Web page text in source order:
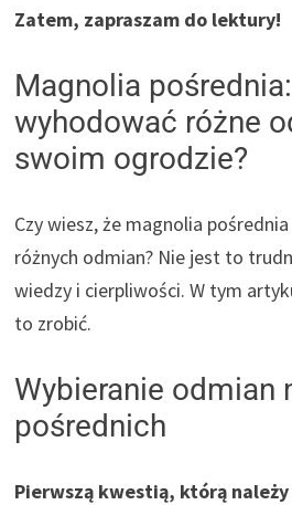
Zatem, zapraszam do lektury!
Magnolia
wyhodować różne
swoim ogrodzie?
Czy wiesz, że magnolia
różnych odmian? Nie jest to
wiedzy i cierpliwości. W tym
to zrobić.
Wybieranie odmian
pośrednich
Pierwszą kwestią, którą